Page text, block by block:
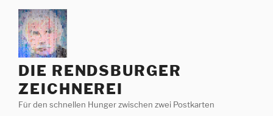
Zum
Inhalt
springen
DIE RENDSBURGER
ZEICHNEREI
Für den schnellen Hunger zwischen zwei Postkarten